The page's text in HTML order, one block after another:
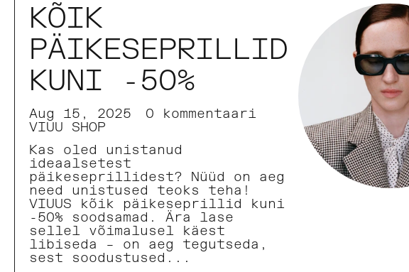
KÕIK
PÄIKESEPRILLID
KUNI -50%
Aug 15, 2025
0 kommentaari
VIUU SHOP
Kas oled unistanud
ideaalsetest
päikeseprillidest? Nüüd on aeg
need unistused teoks teha!
VIUUS kõik päikeseprillid kuni
-50% soodsamad. Ära lase
sellel võimalusel käest
libiseda – on aeg tegutseda,
sest soodustused...